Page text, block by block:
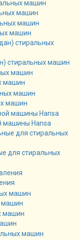
машин
машин
стиральных машин
машин
машин
машины Hansa
для стиральных
машин